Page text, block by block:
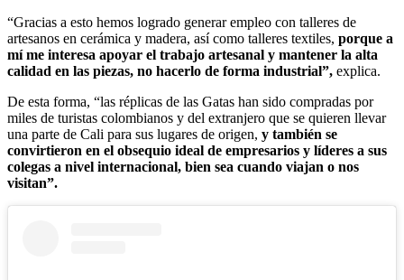
“Gracias a esto hemos logrado generar empleo con talleres de
artesanos en cerámica y madera, así como talleres textiles, porque a
mí me interesa apoyar el trabajo artesanal y mantener la alta
calidad en las piezas, no hacerlo de forma industrial”, explica.
De esta forma, “las réplicas de las Gatas han sido compradas por
miles de turistas colombianos y del extranjero que se quieren llevar
una parte de Cali para sus lugares de origen, y también se
convirtieron en el obsequio ideal de empresarios y líderes a sus
colegas a nivel internacional, bien sea cuando viajan o nos
visitan”.